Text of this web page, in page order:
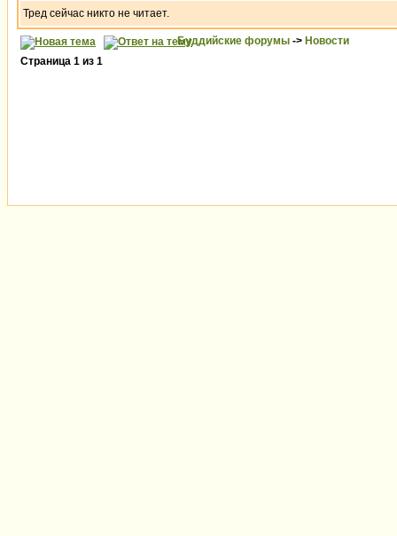
Тред сейчас никто не читает.
Буддийские форумы -> Новости
Страница 1 из 1